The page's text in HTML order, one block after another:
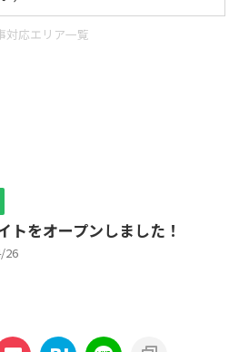
対応エリア一覧
トをオープンしました！
26